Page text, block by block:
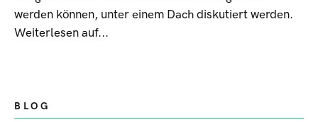
werden können, unter einem Dach diskutiert werden.
Weiterlesen auf...
BLOG